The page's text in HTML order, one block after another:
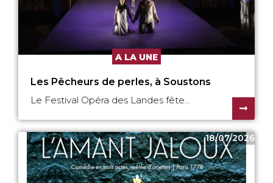
A LA UNE
Les Pêcheurs de perles, à Soustons
Le Festival Opéra des Landes fête...
18/07/2026